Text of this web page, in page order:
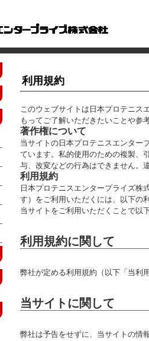
利用規約
このウェブサイトは日本プロテニス
もってご了解いただきたいことや参
著作権について
当サイトの日本プロテニスエンター
ています。私的使用のための複製、
与、改変などの行為はできません。
利用規約
日本プロテニスエンタープライズ株
す）をご利用いただくには、以下の
当サイトをご利用いただくことで以
利用規約に関して
弊社が定める利用規約（以下「当利
当サイトに関して
弊社は予告をせずに、当サイトの情